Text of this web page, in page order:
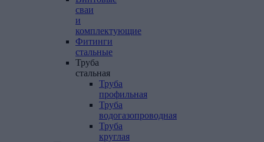
сваи
и
комплектующие
Фитинги
стальные
Труба
стальная
Труба
профильная
Труба
водогазопроводная
Труба
круглая